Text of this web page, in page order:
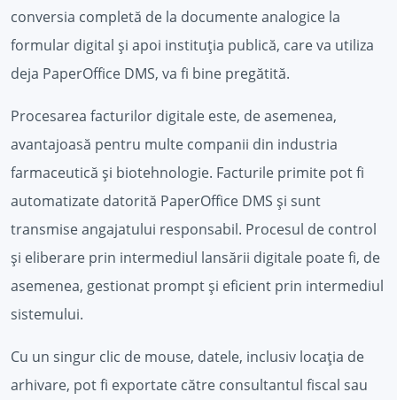
conversia completă de la documente analogice la
formular digital și apoi instituția publică, care va utiliza
deja PaperOffice DMS, va fi bine pregătită.
Procesarea facturilor digitale este, de asemenea,
avantajoasă pentru multe companii din industria
farmaceutică și biotehnologie. Facturile primite pot fi
automatizate datorită PaperOffice DMS și sunt
transmise angajatului responsabil. Procesul de control
și eliberare prin intermediul lansării digitale poate fi, de
asemenea, gestionat prompt și eficient prin intermediul
sistemului.
Cu un singur clic de mouse, datele, inclusiv locația de
arhivare, pot fi exportate către consultantul fiscal sau